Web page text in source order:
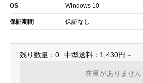
OS Windows 10
保証期間 保証なし
残り数量：0 中型送料：1,430円～
在庫がありません